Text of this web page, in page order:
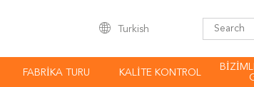
Turkish
FABRIKA TURU KALITE KONTROL